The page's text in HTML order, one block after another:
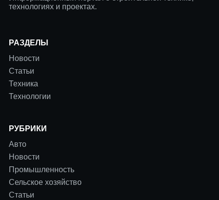
технологиях и проектах.
РАЗДЕЛЫ
Новости
Статьи
Техника
Технологии
РУБРИКИ
Авто
Новости
Промышленность
Сельское хозяйство
Статьи